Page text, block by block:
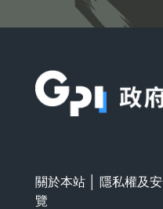
關於本站 隱私權及
覽